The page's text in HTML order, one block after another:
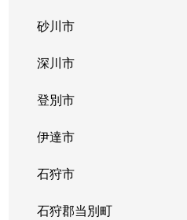
砂川市
深川市
登別市
伊達市
石狩市
石狩郡当別町